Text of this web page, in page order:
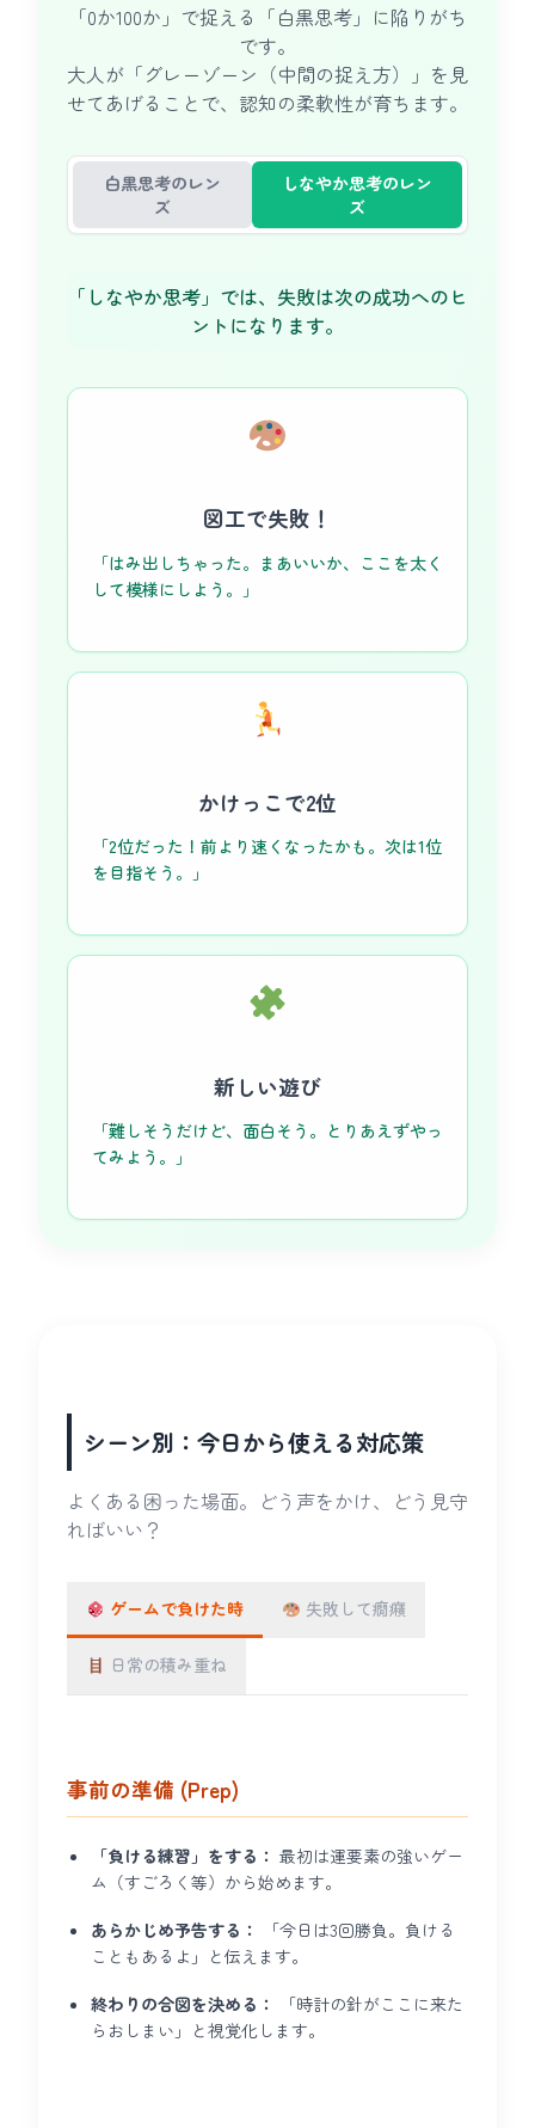
「0か100か」で捉える「白黒思考」に陥りがち
です。
大人が「グレーゾーン（中間の捉え方）」を見
せてあげることで、認知の柔軟性が育ちます。
白黒思考のレン
ズ
しなやか思考のレン
ズ
「しなやか思考」では、失敗は次の成功へのヒ
ントになります。
図工で失敗！
「はみ出しちゃった。まあいいか、ここを太く
して模様にしよう。」
かけっこで2位
「2位だった！前より速くなったかも。次は1位
を目指そう。」
新しい遊び
「難しそうだけど、面白そう。とりあえずやっ
てみよう。」
シーン別：今日から使える対応策
よくある困った場面。どう声をかけ、どう見守
ればいい？
ゲームで負けた時 失敗して癇癪
日常の積み重ね
事前の準備 (Prep)
「負ける練習」をする： 最初は運要素の強いゲー
ム（すごろく等）から始めます。
あらかじめ予告する：
「今日は3回勝負。負ける
こともあるよ」と伝えます。
終わりの合図を決める：
「時計の針がここに来た
らおしまい」と視覚化します。